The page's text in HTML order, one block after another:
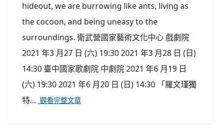
hideout, we are burrowing like ants, living as
the cocoon, and being uneasy to the
surroundings. 衛武營國家藝術文化中心 戲劇院
2021 年3 月27 日 (六) 19:30 2021 年3 月28 日 (日)
14:30 臺中國家歌劇院 中劇院 2021 年6 月19 日
(六) 19:30 2021 年6 月20 日 (日) 14:30 「羅文瑾獨
特... 觀看完整文章